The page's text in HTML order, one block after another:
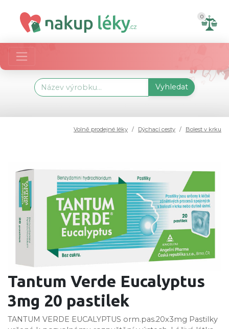
0
Vyhledat
Volně prodejné léky Dýchací cesty Bolest v krku
Tantum Verde Eucalyptus
3mg 20 pastilek
TANTUM VERDE EUCALYPTUS orm.pas.20x3mg Pastilky